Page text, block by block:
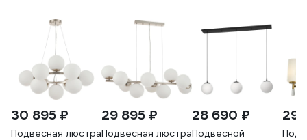
30 895 ₽
Подвесная люстра
29 895 ₽
Подвесная люстра
28 690 ₽
Подвесной
29